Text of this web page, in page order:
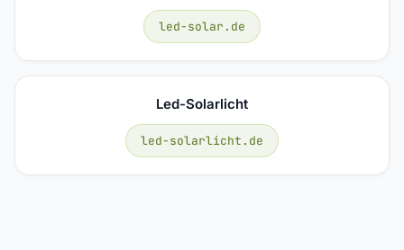
led-solar.de
Led-Solarlicht
led-solarlicht.de